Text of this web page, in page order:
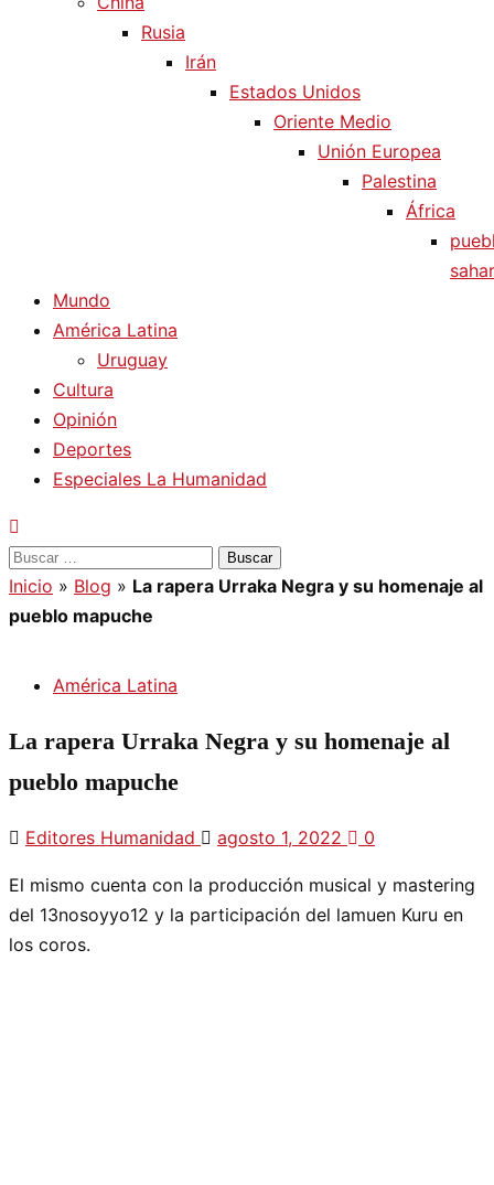
Rusia
Irán
Estados Unidos
Oriente Medio
Unión Europea
Palestina
África
Mundo
América Latina
Uruguay
Cultura
Opinión
Deportes
Especiales La Humanidad
Buscar:
Inicio » Blog » La rapera Urraka Negra y su homenaje al
pueblo mapuche
América Latina
La rapera Urraka Negra y su homenaje al
pueblo mapuche
Editores Humanidad agosto 1, 2022 0
El mismo cuenta con la producción musical y mastering
del 13nosoyyo12 y la participación del lamuen Kuru en
los coros.